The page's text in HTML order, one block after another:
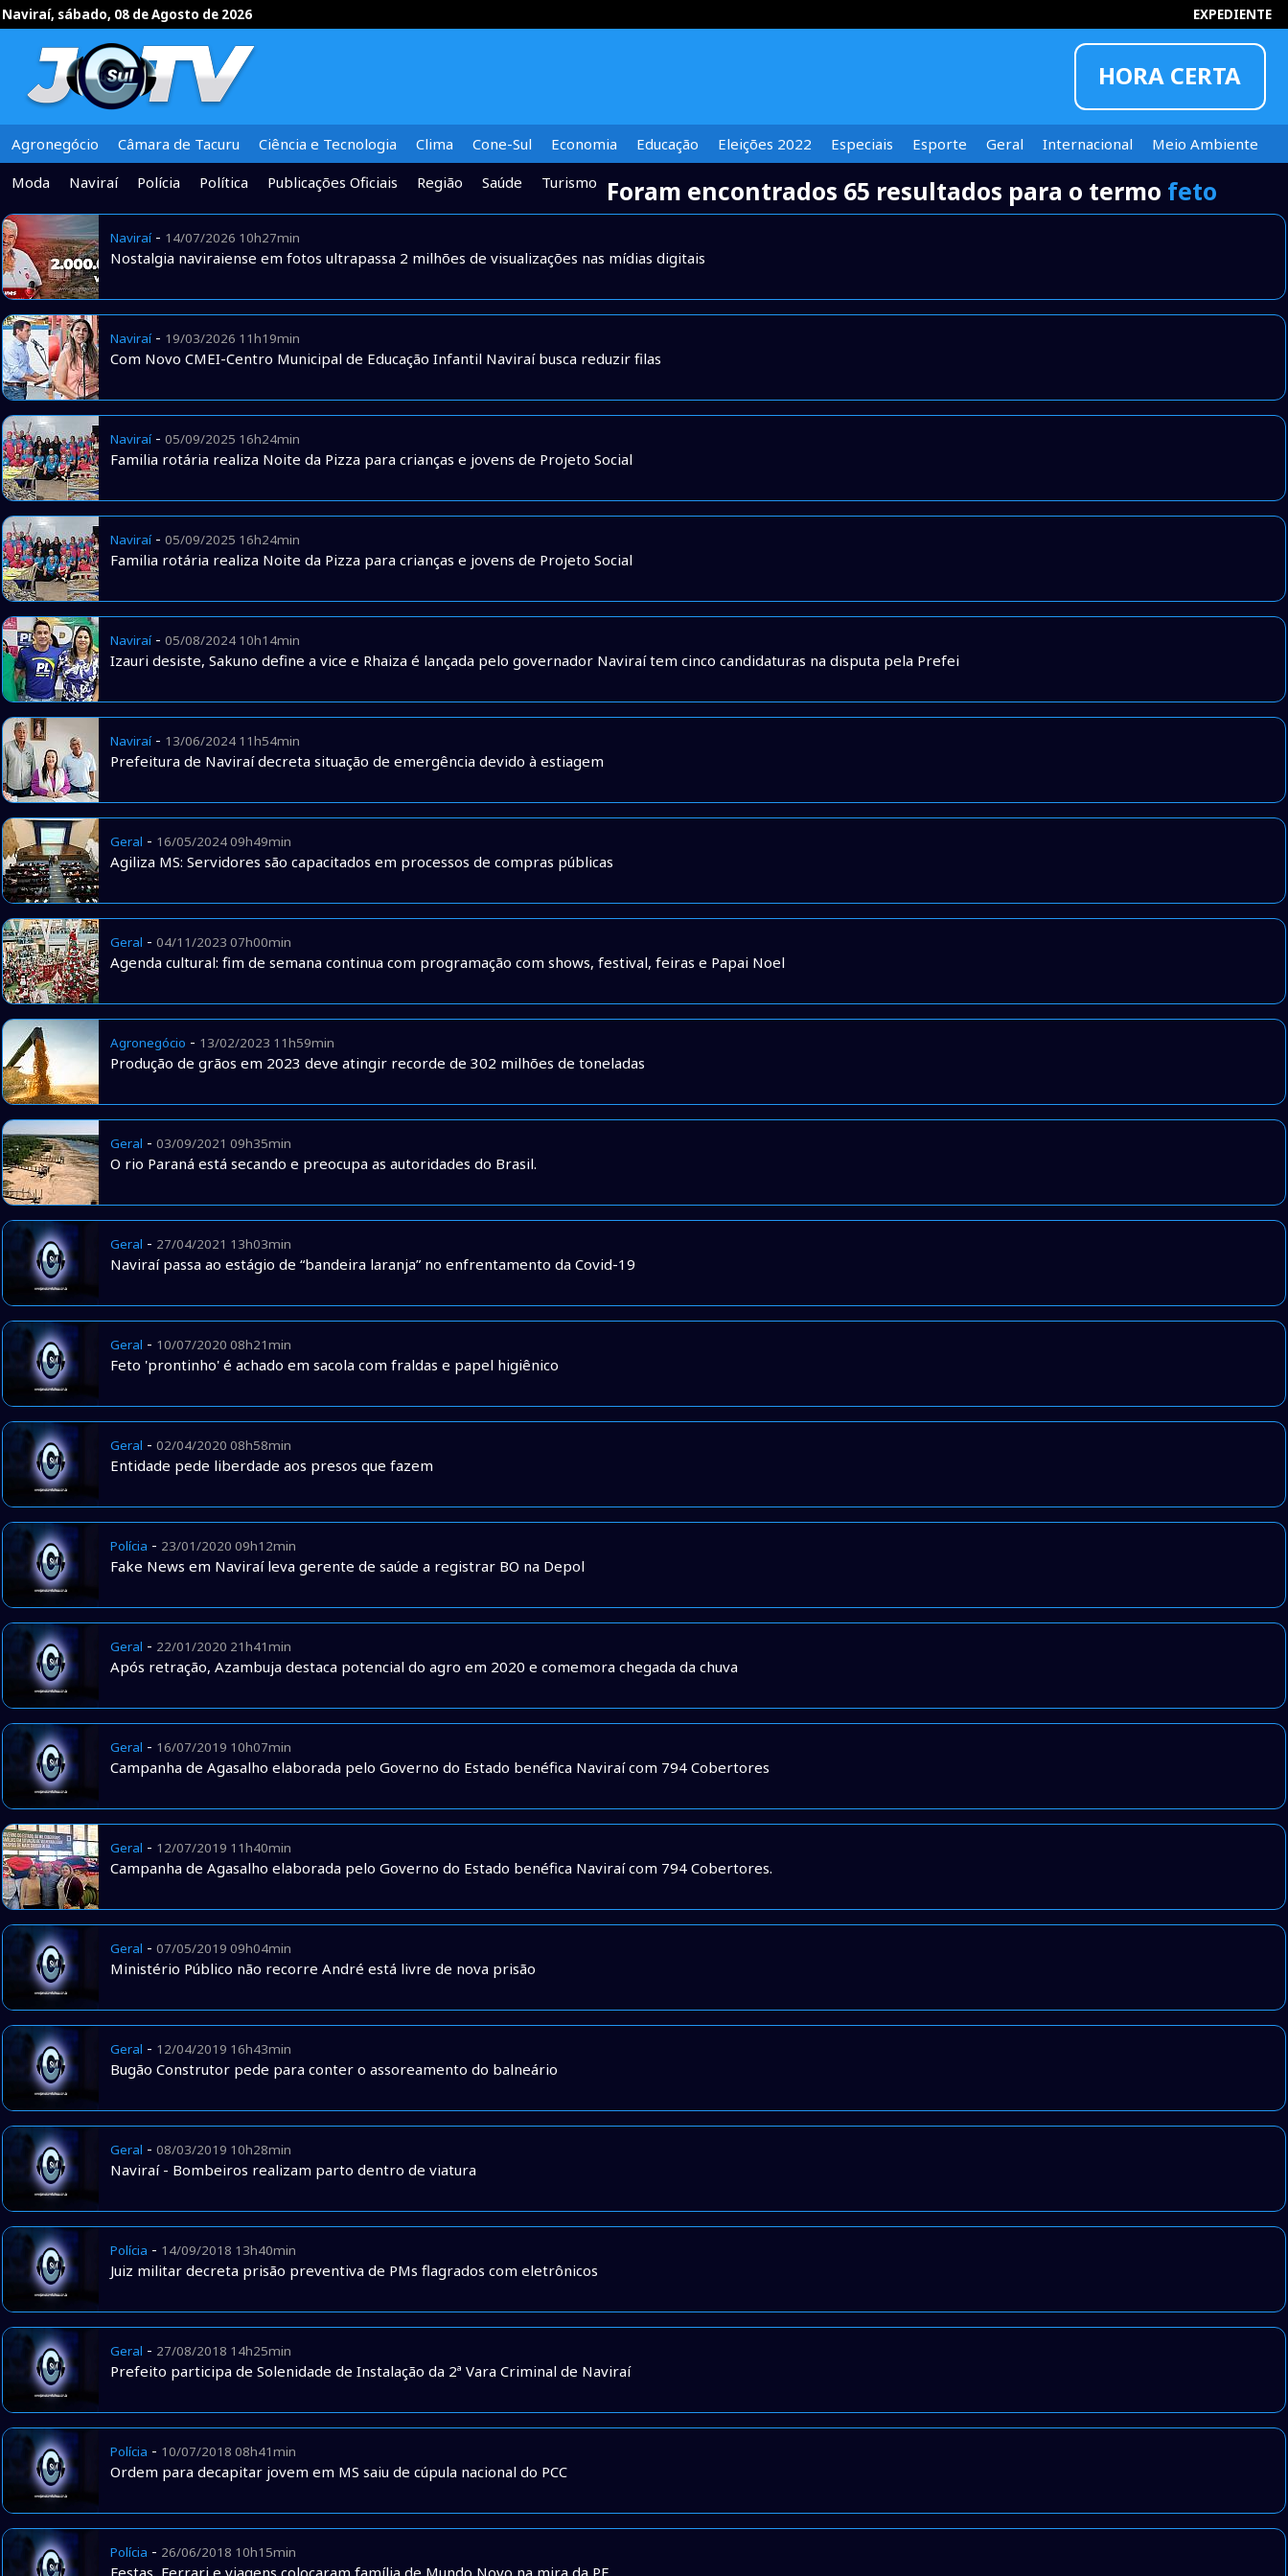
Naviraí, sábado, 08 de Agosto de 2026 EXPEDIENTE
HORA CERTA
INFORMOU
Agronegócio Câmara de Tacuru Ciência e Tecnologia Clima Cone-Sul Economia Educação Eleições 2022 Especiais Esporte Geral Internacional
Meio Ambiente
Moda
Naviraí Polícia Política Publicações Oficiais Região Saúde Turismo Foram encontrados 65 resultados para o termo feto
Naviraí- 14/07/2026 10h27min
Nostalgia naviraiense em fotos ultrapassa 2 milhões de visualizações nas mídias digitais
Naviraí- 19/03/2026 11h19min
Com Novo CMEI-Centro Municipal de Educação Infantil Naviraí busca reduzir filas
Naviraí- 05/09/2025 16h24min
Familia rotária realiza Noite da Pizza para crianças e jovens de Projeto Social
Naviraí- 05/09/2025 16h24min
Familia rotária realiza Noite da Pizza para crianças e jovens de Projeto Social
Naviraí- 05/08/2024 10h14min
Izauri desiste, Sakuno define a vice e Rhaiza é lançada pelo governador Naviraí tem cinco candidaturas na disputa pela Prefei
Naviraí- 13/06/2024 11h54min
Prefeitura de Naviraí decreta situação de emergência devido à estiagem
Geral - 16/05/2024 09h49min
Agiliza MS: Servidores são capacitados em processos de compras públicas
Geral - 04/11/2023 07h00min
Agenda cultural: fim de semana continua com programação com shows, festival, feiras e Papai Noel
Agronegócio - 13/02/2023 11h59min
Produção de grãos em 2023 deve atingir recorde de 302 milhões de toneladas
Geral - 03/09/2021 09h35min
O rio Paraná está secando e preocupa as autoridades do Brasil.
Geral - 27/04/2021 13h03min
Naviraí passa ao estágio de “bandeira laranja” no enfrentamento da Covid-19
Geral - 10/07/2020 08h21min
Feto 'prontinho' é achado em sacola com fraldas e papel higiênico
Geral - 02/04/2020 08h58min
Entidade pede liberdade aos presos que fazem
Polícia - 23/01/2020 09h12min
Fake News em Naviraí leva gerente de saúde a registrar BO na Depol
Geral - 22/01/2020 21h41min
Após retração, Azambuja destaca potencial do agro em 2020 e comemora chegada da chuva
Geral - 16/07/2019 10h07min
Campanha de Agasalho elaborada pelo Governo do Estado benéfica Naviraí com 794 Cobertores
Geral - 12/07/2019 11h40min
Campanha de Agasalho elaborada pelo Governo do Estado benéfica Naviraí com 794 Cobertores.
Geral - 07/05/2019 09h04min
Ministério Público não recorre André está livre de nova prisão
Geral - 12/04/2019 16h43min
Bugão Construtor pede para conter o assoreamento do balneário
Geral - 08/03/2019 10h28min
Naviraí - Bombeiros realizam parto dentro de viatura
Polícia - 14/09/2018 13h40min
Juiz militar decreta prisão preventiva de PMs flagrados com eletrônicos
Geral - 27/08/2018 14h25min
Prefeito participa de Solenidade de Instalação da 2ª Vara Criminal de Naviraí
Polícia - 10/07/2018 08h41min
Ordem para decapitar jovem em MS saiu de cúpula nacional do PCC
Polícia - 26/06/2018 10h15min